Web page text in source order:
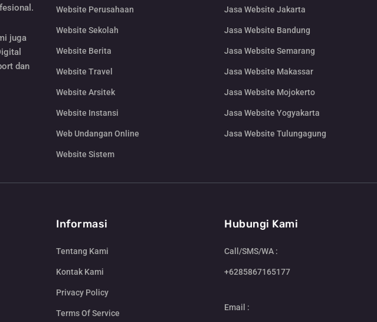
juga
dan
Website Perusahaan
Website Sekolah
Website Berita
Website Travel
Website Arsitek
Website Instansi
Web Undangan Online
Website Sistem
Jasa Website Jakarta
Jasa Website Bandung
Jasa Website Semarang
Jasa Website Makassar
Jasa Website Mojokerto
Jasa Website Yogyakarta
Jasa Website Tulungagung
Informasi
Tentang Kami
Kontak Kami
Privacy Policy
Terms Of Service
Hubungi Kami
Call/SMS/WA :
+6285867165177
Email :